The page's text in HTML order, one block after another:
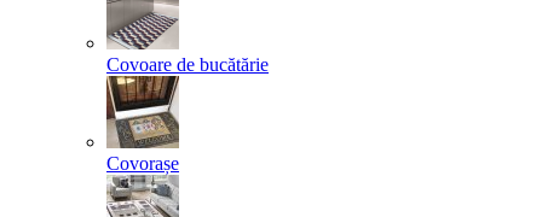
Covoare de bucătărie
Covorașe